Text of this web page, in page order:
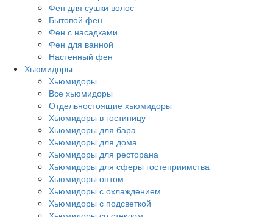
Фен для сушки волос
Бытовой фен
Фен с насадками
Фен для ванной
Настенный фен
Хьюмидоры
Хьюмидоры
Все хьюмидоры
Отдельностоящие хьюмидоры
Хьюмидоры в гостиницу
Хьюмидоры для бара
Хьюмидоры для дома
Хьюмидоры для ресторана
Хьюмидоры для сферы гостеприимства
Хьюмидоры оптом
Хьюмидоры с охлаждением
Хьюмидоры с подсветкой